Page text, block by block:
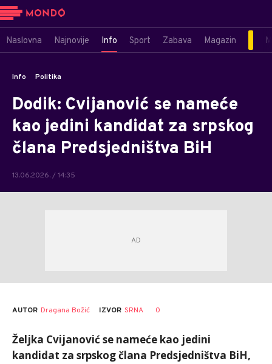
Naslovna Najnovije Info Sport Zabava Magazin
Info Politika
Dodik: Cvijanović se nameće
kao jedini kandidat za srpskog
člana Predsjedništva BiH
13.06.2026. / 14:35
AUTOR Dragana Božić IZVOR SRNA 0
Željka Cvijanović se nameće kao jedini
kandidat za srpskog člana Predsjedništva BiH,